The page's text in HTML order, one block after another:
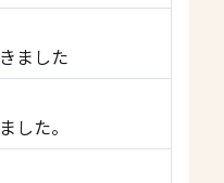
ました
した。